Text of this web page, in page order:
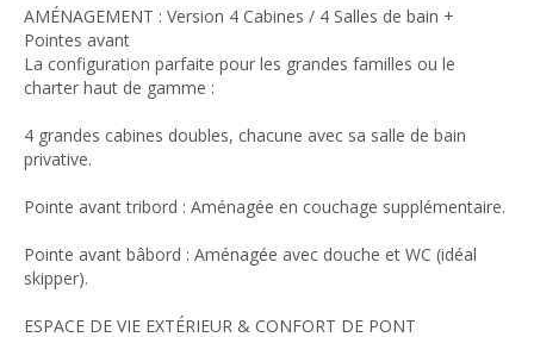
AMÉNAGEMENT : Version 4 Cabines / 4 Salles de bain +
Pointes avant
La configuration parfaite pour les grandes familles ou le
charter haut de gamme :
4 grandes cabines doubles, chacune avec sa salle de bain
privative.
Pointe avant tribord : Aménagée en couchage supplémentaire.
Pointe avant bâbord : Aménagée avec douche et WC (idéal
skipper).
ESPACE DE VIE EXTÉRIEUR & CONFORT DE PONT